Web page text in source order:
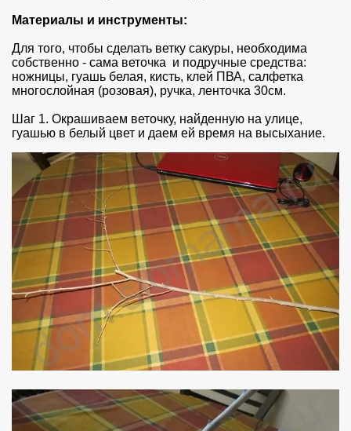
Материалы и инструменты:
Для того, чтобы сделать ветку сакуры, необходима
собственно - сама веточка и подручные средства:
ножницы, гуашь белая, кисть, клей ПВА, салфетка
многослойная (розовая), ручка, ленточка 30см.
Шаг 1. Окрашиваем веточку, найденную на улице,
гуашью в белый цвет и даем ей время на высыхание.